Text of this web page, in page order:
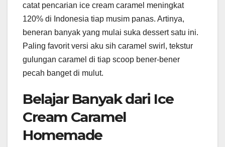
catat pencarian ice cream caramel meningkat
120% di Indonesia tiap musim panas. Artinya,
beneran banyak yang mulai suka dessert satu ini.
Paling favorit versi aku sih caramel swirl, tekstur
gulungan caramel di tiap scoop bener-bener
pecah banget di mulut.
Belajar Banyak dari Ice
Cream Caramel
Homemade